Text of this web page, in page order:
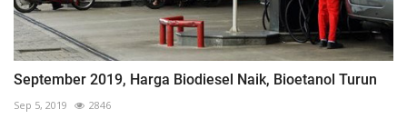
September 2019, Harga Biodiesel Naik, Bioetanol Turun
Sep 5, 2019 2846